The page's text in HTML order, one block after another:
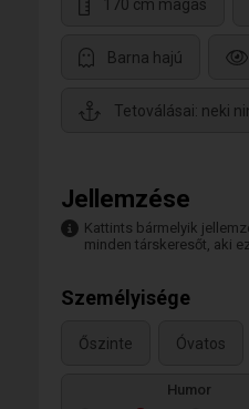
170 cm magas
Barna hajú
Tetoválásai: neki
Jellemzése
Kattints bármelyik
minden társkeresőt, aki
Személyisége
Őszinte Óvatos
Humor